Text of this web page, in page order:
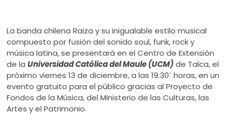
La banda chilena Raiza y su inigualable estilo musical
compuesto por fusión del sonido soul, funk, rock y
música latina, se presentará en el Centro de Extensión
de laUniversidad Católica del Maule (UCM) de Talca, el
próximo viernes 13 de diciembre, a las 19:30´ horas, en un
evento gratuito para el público gracias al Proyecto de
Fondos de la Música, del Ministerio de las Culturas, las
Artes y el Patrimonio.